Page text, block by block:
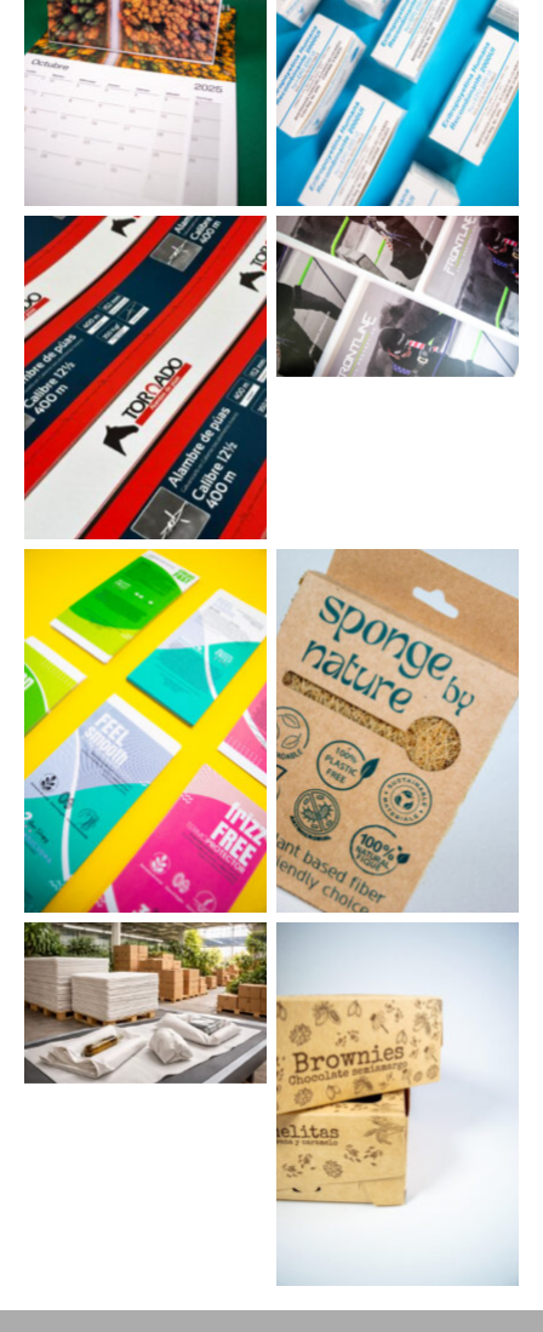
IMPRESIÓN
PUBLICOMERCIAL
CAJAS
ETIQUETAS
EDITORIAL
ETIQUETAS ADHESIVAS EMPAQUES
PAPEL CORTADO
LÍNEA ECOLÓGICA PARA
ALIMENTOS